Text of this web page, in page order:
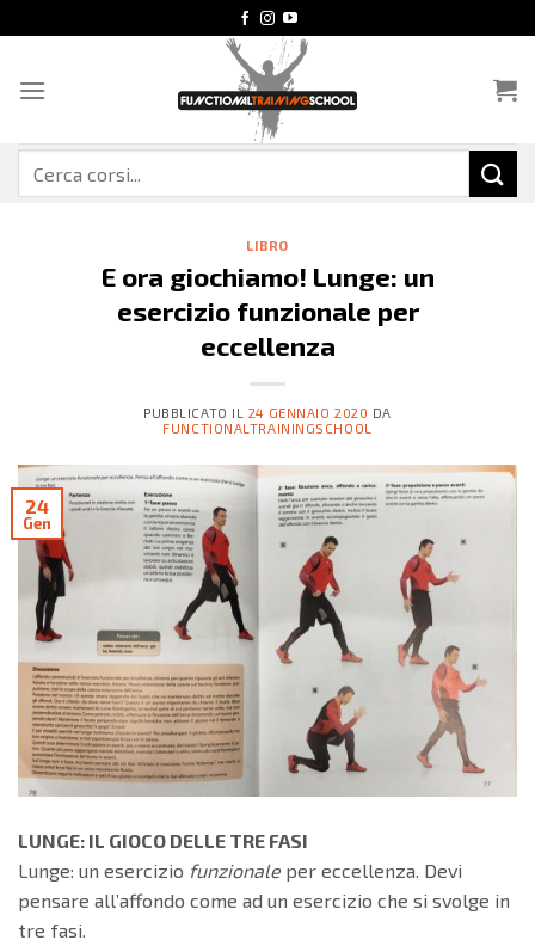
ai
LIBRO
E ora giochiamo! Lunge: un
esercizio funzionale per
eccellenza
PUBBLICATO IL 24 GENNAIO 2020 DA
FUNCTIONALTRAININGSCHOOL
24
Gen
LUNGE: IL GIOCO DELLE TRE FASI
Lunge: un esercizio funzionaleper eccellenza. Devi
pensare all’affondo come ad un esercizio che si svolge in
tre fasi.